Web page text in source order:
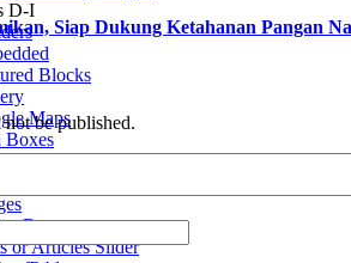
D-I
Blocks
Maps
Boxes
Lists
Boxes
or Articles Slider
Siap Dukung Ketahanan Pangan
be published.